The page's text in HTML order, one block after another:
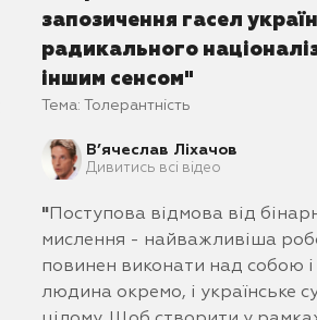
запозичення гасел
радикального
іншим сенсом"
Тема: Толерантність
В’ячеслав Ліхачов
Дивитись всі відео
" Поступова відмова від
мислення - найважливіша
повинен виконати над собою
людина окремо, і українське